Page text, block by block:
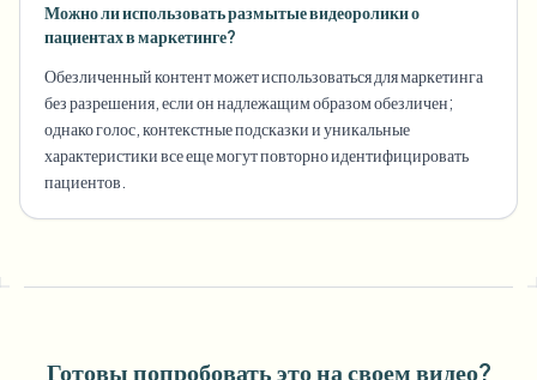
Можно ли использовать размытые видеоролики о
пациентах в маркетинге?
Обезличенный контент может использоваться для маркетинга
без разрешения, если он надлежащим образом обезличен;
однако голос, контекстные подсказки и уникальные
характеристики все еще могут повторно идентифицировать
пациентов.
Готовы попробовать это на своем видео?